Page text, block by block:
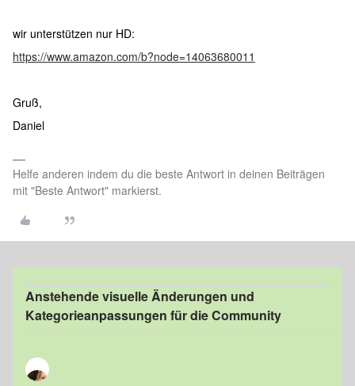
wir unterstützen nur HD:
https://www.amazon.com/b?node=14063680011
Gruß,
Daniel
Helfe anderen indem du die beste Antwort in deinen Beiträgen
mit "Beste Antwort" markierst.
Anstehende visuelle Änderungen und
Kategorieanpassungen für die Community